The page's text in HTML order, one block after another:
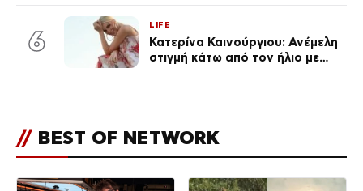
6
LIFE
Κατερίνα Καινούργιου: Ανέμελη
στιγμή κάτω από τον ήλιο με
// BEST OF NETWORK